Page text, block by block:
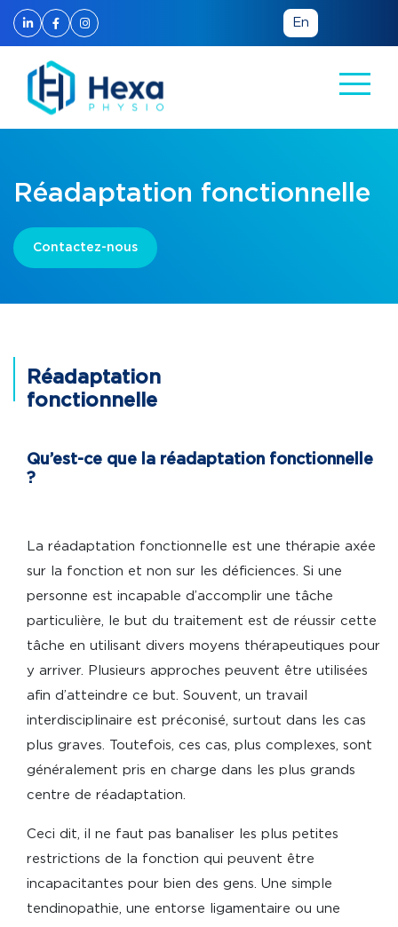
En
Réadaptation fonctionnelle
Contactez-nous
Réadaptation
fonctionnelle
Qu’est-ce que la réadaptation fonctionnelle
?
La réadaptation fonctionnelle est une thérapie axée
sur la fonction et non sur les déficiences. Si une
personne est incapable d’accomplir une tâche
particulière, le but du traitement est de réussir cette
tâche en utilisant divers moyens thérapeutiques pour
y arriver. Plusieurs approches peuvent être utilisées
afin d’atteindre ce but. Souvent, un travail
interdisciplinaire est préconisé, surtout dans les cas
plus graves. Toutefois, ces cas, plus complexes, sont
généralement pris en charge dans les plus grands
centre de réadaptation.
Ceci dit, il ne faut pas banaliser les plus petites
restrictions de la fonction qui peuvent être
incapacitantes pour bien des gens. Une simple
tendinopathie, une entorse ligamentaire ou une